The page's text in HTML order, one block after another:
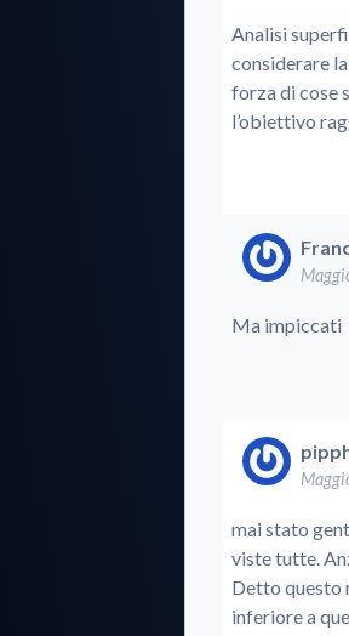
Analisi
considerare
forza di cose
l’obiettivo
Ma impiccati
mai stato
viste tutte.
Detto questo
inferiore a